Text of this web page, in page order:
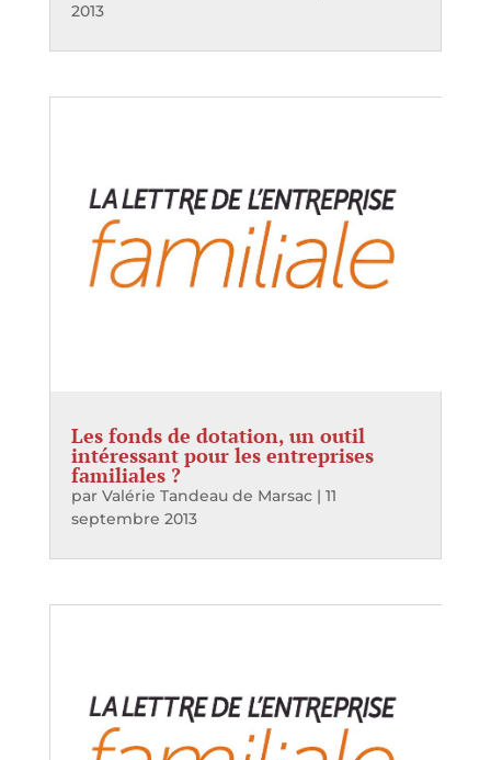
2013
Les fonds de dotation, un outil
intéressant pour les entreprises
familiales ?
par Valérie Tandeau de Marsac| 11
septembre 2013